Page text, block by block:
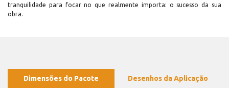
tranquilidade para focar no que realmente importa: o sucesso da sua
obra.
Dimensões do Pacote Desenhos da Aplicação